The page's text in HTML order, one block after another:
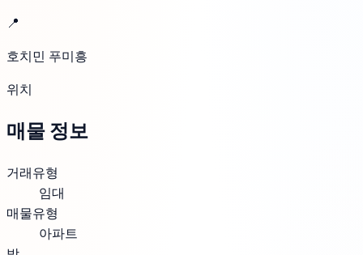
📍
호치민 푸미흥
위치
매물 정보
거래유형
임대
매물유형
아파트